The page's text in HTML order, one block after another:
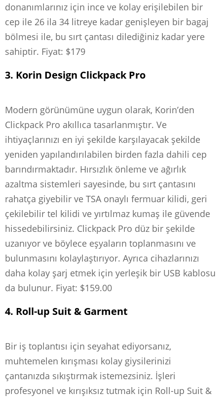
donanımlarınız için ince ve kolay erişilebilen bir
cep ile 26 ila 34 litreye kadar genişleyen bir bagaj
bölmesi ile, bu sırt çantası dilediğiniz kadar yere
sahiptir. Fiyat: $179
3. Korin Design Clickpack Pro
Modern görünümüne uygun olarak, Korin’den
Clickpack Pro akıllıca tasarlanmıştır. Ve
ihtiyaçlarınızı en iyi şekilde karşılayacak şekilde
yeniden yapılandırılabilen birden fazla dahili cep
barındırmaktadır. Hırsızlık önleme ve ağırlık
azaltma sistemleri sayesinde, bu sırt çantasını
rahatça giyebilir ve TSA onaylı fermuar kilidi, geri
çekilebilir tel kilidi ve yırtılmaz kumaş ile güvende
hissedebilirsiniz. Clickpack Pro düz bir şekilde
uzanıyor ve böylece eşyaların toplanmasını ve
bulunmasını kolaylaştırıyor. Ayrıca cihazlarınızı
daha kolay şarj etmek için yerleşik bir USB kablosu
da bulunur. Fiyat: $159.00
4. Roll-up Suit & Garment
Bir iş toplantısı için seyahat ediyorsanız,
muhtemelen kırışması kolay giysilerinizi
çantanızda sıkıştırmak istemezsiniz. İşleri
profesyonel ve kırışıksız tutmak için Roll-up Suit &